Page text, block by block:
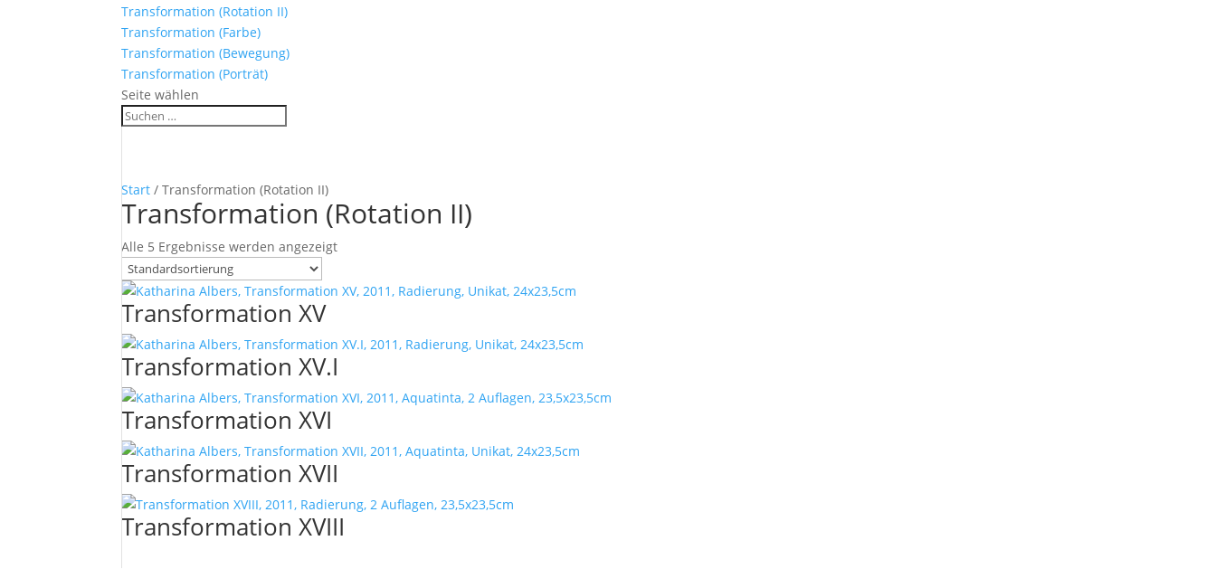
Transformation (Rotation II)
Transformation (Farbe)
Transformation (Bewegung)
Transformation (Porträt)
Seite wählen
Start / Transformation (Rotation II)
Transformation (Rotation II)
Alle 5 Ergebnisse werden angezeigt
Transformation XV
Transformation XV.I
Transformation XVI
Transformation XVII
Transformation XVIII